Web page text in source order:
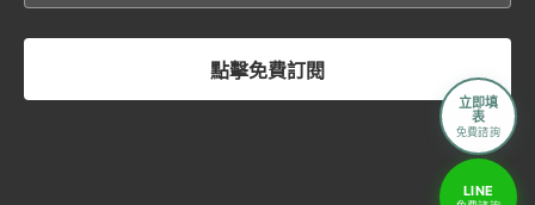
點擊免費訂閱
立即填
表
免費諮詢
LINE